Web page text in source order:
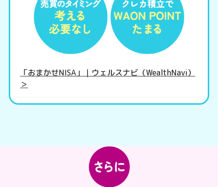
「おまかせNISA」｜ウェルスナビ（WealthNavi）
＞